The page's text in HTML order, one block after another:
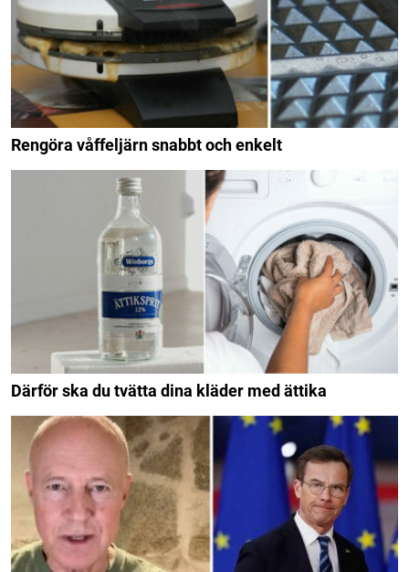
Rengöra våffeljärn snabbt och enkelt
Därför ska du tvätta dina kläder med ättika